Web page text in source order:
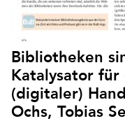
Bibliotheken
Katalysator
(digitaler)
Ochs, Tobias